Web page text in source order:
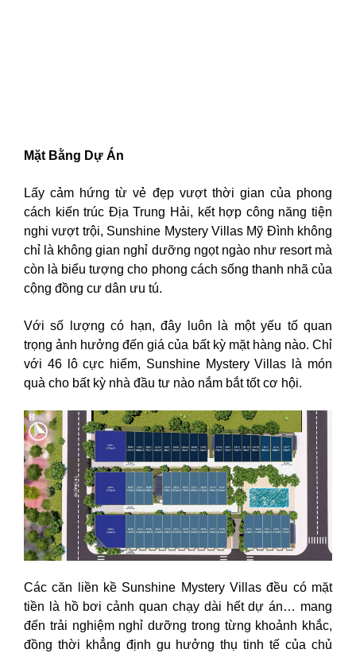
Mặt Bằng Dự Án
Lấy cảm hứng từ vẻ đẹp vượt thời gian của phong
cách kiến trúc Địa Trung Hải, kết hợp công năng tiện
nghi vượt trội, Sunshine Mystery Villas Mỹ Đình không
chỉ là không gian nghỉ dưỡng ngọt ngào như resort mà
còn là biểu tượng cho phong cách sống thanh nhã của
cộng đồng cư dân ưu tú.
Với số lượng có hạn, đây luôn là một yếu tố quan
trọng ảnh hưởng đến giá của bất kỳ mặt hàng nào. Chỉ
với 46 lô cực hiếm, Sunshine Mystery Villas là món
quà cho bất kỳ nhà đầu tư nào nắm bắt tốt cơ hội.
Các căn liền kề Sunshine Mystery Villas đều có mặt
tiền là hồ bơi cảnh quan chạy dài hết dự án… mang
đến trải nghiệm nghỉ dưỡng trong từng khoảnh khắc,
đồng thời khẳng định gu hưởng thụ tinh tế của chủ